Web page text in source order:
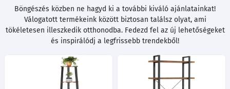
Böngészés közben ne hagyd ki a további kiváló ajánlatainkat!
Válogatott termékeink között biztosan találsz olyat, ami
tökéletesen illeszkedik otthonodba. Fedezd fel az új lehetőségeket
és inspirálódj a legfrissebb trendekből!